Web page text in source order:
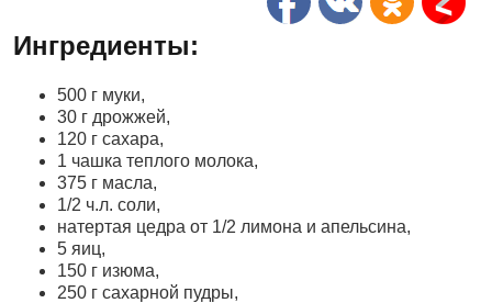
Ингредиенты:
500 г муки,
30 г дрожжей,
120 г сахара,
1 чашка теплого молока,
375 г масла,
1/2 ч.л. соли,
натертая цедра от 1/2 лимона и апельсина,
5 яиц,
150 г изюма,
250 г сахарной пудры,